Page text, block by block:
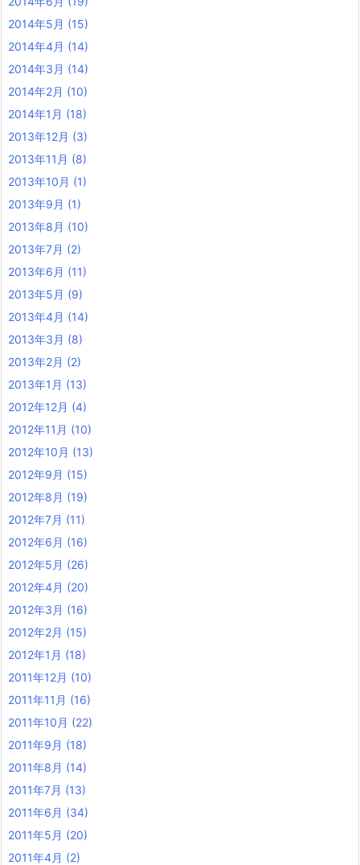
2014年5月 (15)
2014年4月 (14)
2014年3月 (14)
2014年2月 (10)
2014年1月 (18)
2013年12月 (3)
2013年11月 (8)
2013年10月 (1)
2013年9月 (1)
2013年8月 (10)
2013年7月 (2)
2013年6月 (11)
2013年5月 (9)
2013年4月 (14)
2013年3月 (8)
2013年2月 (2)
2013年1月 (13)
2012年12月 (4)
2012年11月 (10)
2012年10月 (13)
2012年9月 (15)
2012年8月 (19)
2012年7月 (11)
2012年6月 (16)
2012年5月 (26)
2012年4月 (20)
2012年3月 (16)
2012年2月 (15)
2012年1月 (18)
2011年12月 (10)
2011年11月 (16)
2011年10月 (22)
2011年9月 (18)
2011年8月 (14)
2011年7月 (13)
2011年6月 (34)
2011年5月 (20)
2011年4月 (2)